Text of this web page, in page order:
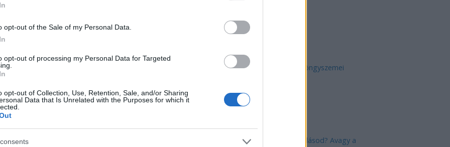
opt-out of the Sale of my Personal Data.
opt-out of processing my Personal Data for Targeted
opt-out of Collection, Use, Retention, Sale, and/or Sharing
Data that Is Unrelated with the Purposes for which it
Magyarország rejtett gyöngyszemei
Mik alakítják a gondolkodásod? Avagy a